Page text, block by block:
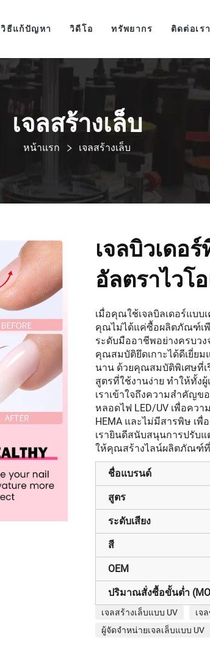
วิธีแก้ปัญหา วิดีโอ ทรัพยากร ติดต่อเรา
เจลสร้างเล็บ
หน้าแรก เจลสร้างเล็บ
เจลบิวเดอ
อัลตราไวโ
เมื่อคุณใช้เจลบิลเดอร์แบบ
คุณไม่ได้แค่ซื้อผลิตภัณฑ์เพี
ระดับมืออาชีพอย่างครบว
คุณสมบัติยึดเกาะได้ดีเยี่ย
นาน ด้วยคุณสมบัติพิเศษที่เ
สูตรที่ใช้งานง่าย ทำให้ทั้ง
เราเข้าใจถึงความสำคัญ
หลอดไฟ LED/UV เพื่อคว
HEMA และไม่มีสารพิษ เ
เรายินดีสนับสนุนการปรับแ
ให้คุณสร้างไลน์ผลิตภัณฑ์ที่
ชื่อแบรนด์
สูตร
ระดับเสียง
สี
OEM
ปริมาณสั่งซื้อขั้นต่ำ
เจลสร้างเล็บแบบ UV เจ
ผู้จัดจำหน่ายเจลเล็บแบบ UV